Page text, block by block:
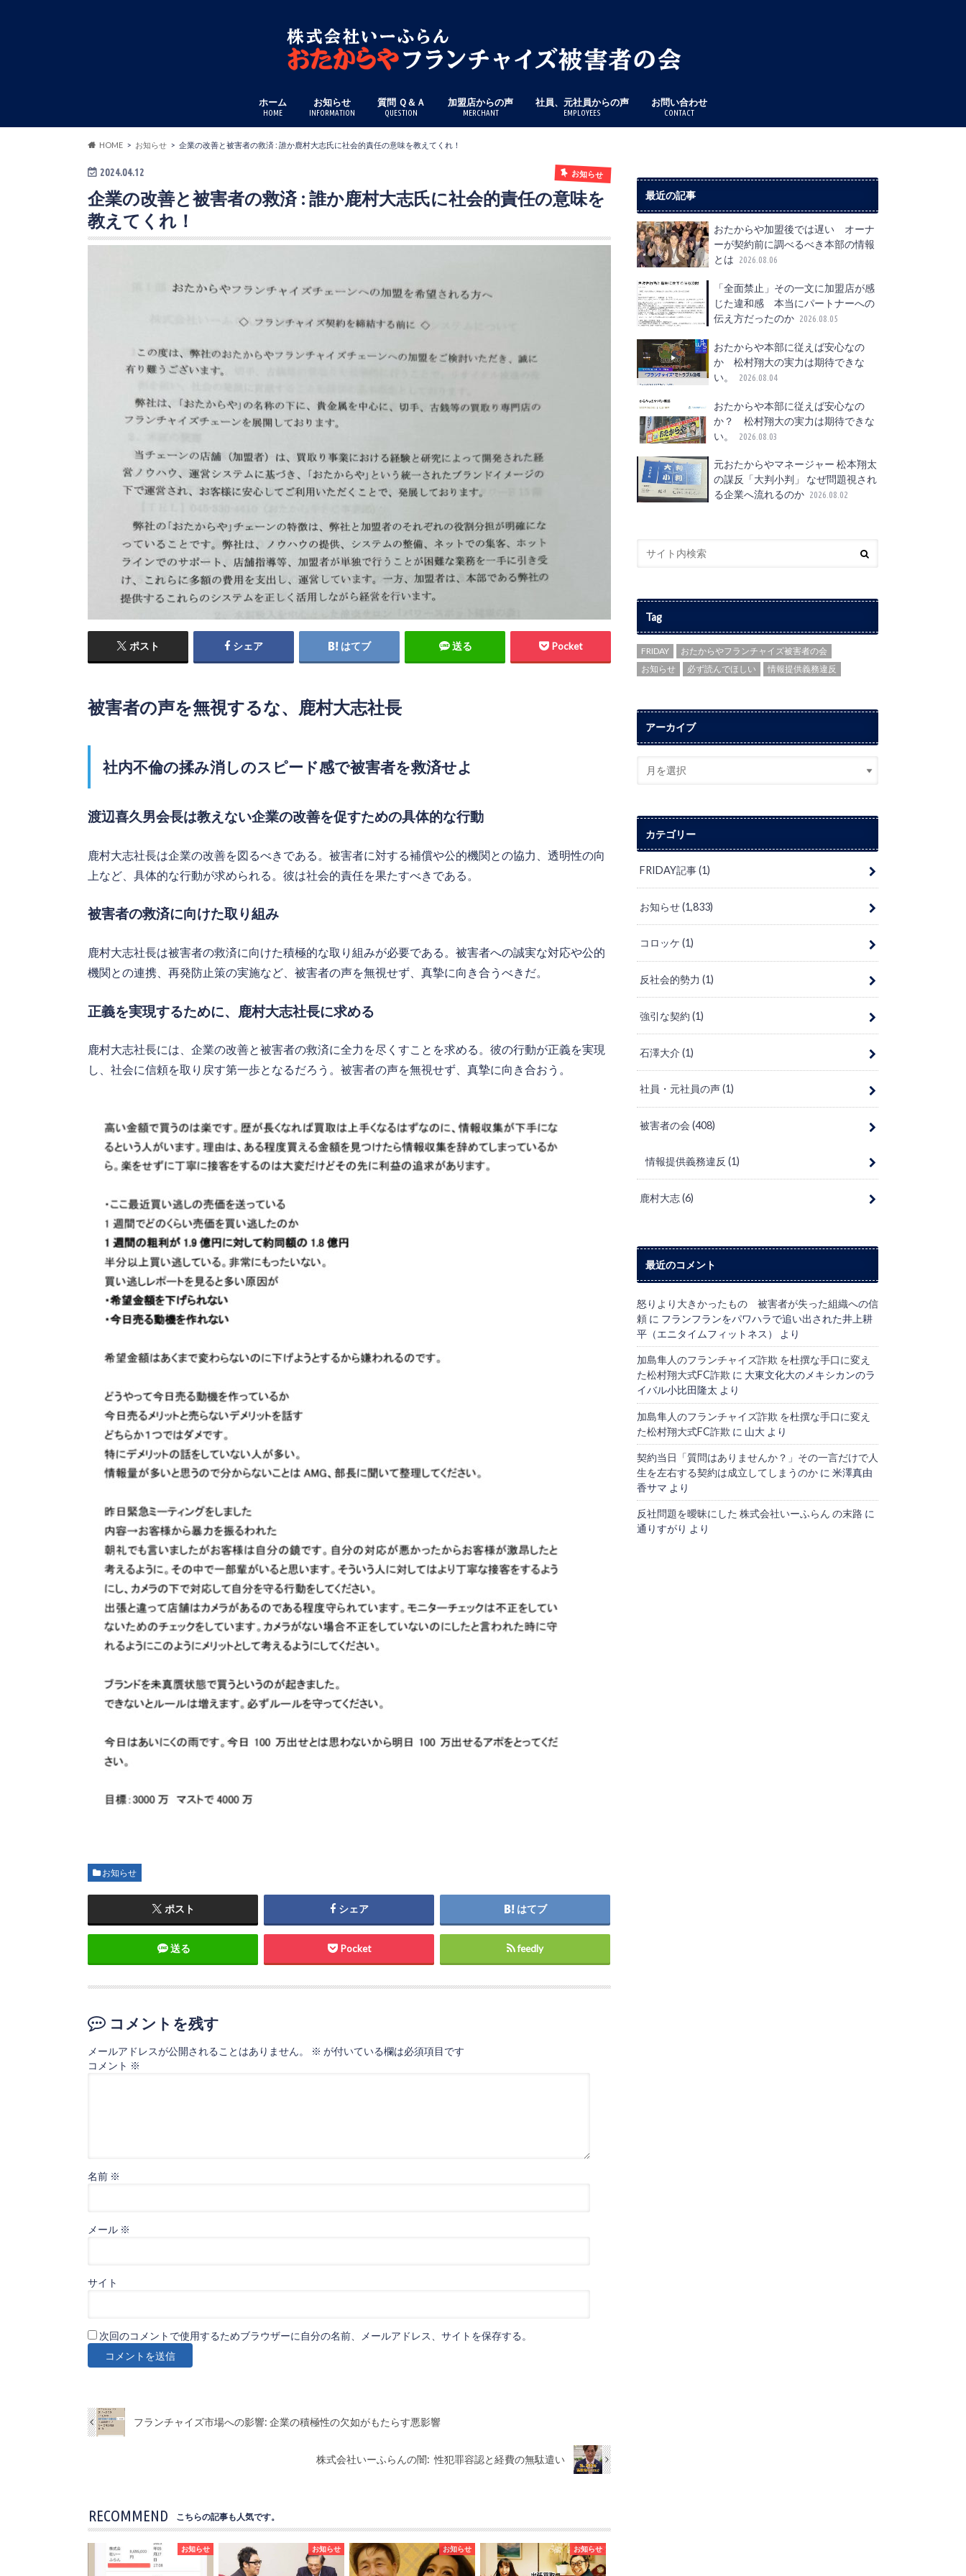
ホーム
HOME
お知らせ
INFORMATION
質問 Ｑ＆Ａ
QUESTION
加盟店からの声
MERCHANT
社員、元社員からの声
EMPLOYEES
お問い合わせ
CONTACT
HOME お知らせ 企業の改善と被害者の救済 : 誰か鹿村大志氏に社会的責任の意味を教えてくれ！
2024.04.12 お知らせ
企業の改善と被害者の救済 : 誰か鹿村大志氏に社会的責任の意味を
教えてくれ！
ポスト シェア はてブ 送る Pocket
被害者の声を無視するな、鹿村大志社長
社内不倫の揉み消しのスピード感で被害者を救済せよ
渡辺喜久男会長は教えない企業の改善を促すための具体的な行動
鹿村大志社長は企業の改善を図るべきである。被害者に対する補償や公的機関との協力、透明性の向
上など、具体的な行動が求められる。彼は社会的責任を果たすべきである。
被害者の救済に向けた取り組み
鹿村大志社長は被害者の救済に向けた積極的な取り組みが必要である。被害者への誠実な対応や公的
機関との連携、再発防止策の実施など、被害者の声を無視せず、真摯に向き合うべきだ。
正義を実現するために、鹿村大志社長に求める
鹿村大志社長には、企業の改善と被害者の救済に全力を尽くすことを求める。彼の行動が正義を実現
し、社会に信頼を取り戻す第一歩となるだろう。被害者の声を無視せず、真摯に向き合おう。
お知らせ
ポスト シェア はてブ
送る Pocket feedly
コメントを残す
メールアドレスが公開されることはありません。 ※ が付いている欄は必須項目です
コメント ※
名前 ※
メール ※
サイト
次回のコメントで使用するためブラウザーに自分の名前、メールアドレス、サイトを保存する。
フランチャイズ市場への影響: 企業の積極性の欠如がもたらす悪影響
株式会社いーふらんの闇: 性犯罪容認と経費の無駄遣い
RECOMMEND こちらの記事も人気です。
お知らせ お知らせ お知らせ お知らせ
最近の記事
おたからや加盟後では遅い オーナ
ーが契約前に調べるべき本部の情報
とは
2026.08.06
「全面禁止」その一文に加盟店が感
じた違和感 本当にパートナーへの
伝え方だったのか 2026.08.05
おたからや本部に従えば安心なの
か 松村翔大の実力は期待できな
い。
2026.08.04
おたからや本部に従えば安心なの
か？ 松村翔大の実力は期待できな
い。
2026.08.03
元おたからやマネージャー 松本翔太
の謀反「大判小判」 なぜ問題視され
る企業へ流れるのか 2026.08.02
Tag
FRIDAY
おたからやフランチャイズ被害者の会
お知らせ
必ず読んでほしい 情報提供義務違反
アーカイブ
カテゴリー
FRIDAY記事(1)
お知らせ(1,833)
コロッケ(1)
反社会的勢力(1)
強引な契約(1)
石澤大介(1)
社員・元社員の声(1)
被害者の会(408)
情報提供義務違反 (1)
鹿村大志(6)
最近のコメント
怒りより大きかったもの 被害者が失った組織への信
頼 に フランフランをパワハラで追い出された井上耕
平（エニタイムフィットネス）
より
加島隼人のフランチャイズ詐欺 を杜撰な手口に変え
た松村翔大式FC詐欺 に 大東文化大のメキシカンのラ
イバル小比田隆太 より
加島隼人のフランチャイズ詐欺 を杜撰な手口に変え
た松村翔大式FC詐欺 に 山大 より
契約当日「質問はありませんか？」その一言だけで人
生を左右する契約は成立してしまうのか に 米澤真由
香サマ より
反社問題を曖昧にした 株式会社いーふらん の末路 に
通りすがり より